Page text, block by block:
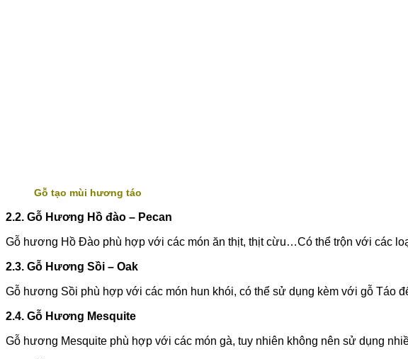
Gỗ tạo mùi hương táo
2.2. Gỗ Hương Hồ đào – Pecan
Gỗ hương Hồ Đào phù hợp với các món ăn thịt, thịt cừu…Có thể trộn với các
2.3. Gỗ Hương Sồi – Oak
Gỗ hương Sồi phù hợp với các món hun khói, có thể sử dụng kèm với gỗ Táo
2.4. Gỗ Hương Mesquite
Gỗ hương Mesquite phù hợp với các món gà, tuy nhiên không nên sử dụng